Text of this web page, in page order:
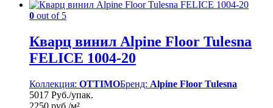
0 out of 5
Кварц винил Alpine Floor Tulesna
FELICE 1004-20
Коллекция: OTTIMOБренд: Alpine Floor Tulesna
5017 Руб./упак.
2250 руб./м²